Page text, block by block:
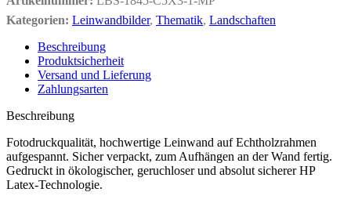
Kategorien: Leinwandbilder, Thematik, Landschaften
Beschreibung
Produktsicherheit
Versand und Lieferung
Zahlungsarten
Beschreibung
Fotodruckqualität, hochwertige Leinwand auf Echtholzrahmen
aufgespannt. Sicher verpackt, zum Aufhängen an der Wand fertig.
Gedruckt in ökologischer, geruchloser und absolut sicherer HP
Latex-Technologie.